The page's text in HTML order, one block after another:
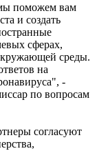
поможем вам
и создать
сферах,
среды.
на
-
по вопросам
согласуют